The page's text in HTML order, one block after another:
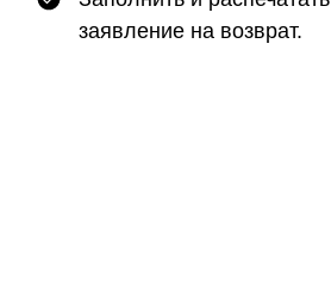
заявление на возврат.